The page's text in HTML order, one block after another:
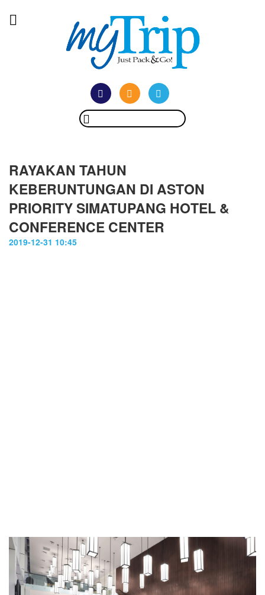
RAYAKAN TAHUN
KEBERUNTUNGAN DI ASTON
PRIORITY SIMATUPANG HOTEL &
CONFERENCE CENTER
2019-12-31 10:45